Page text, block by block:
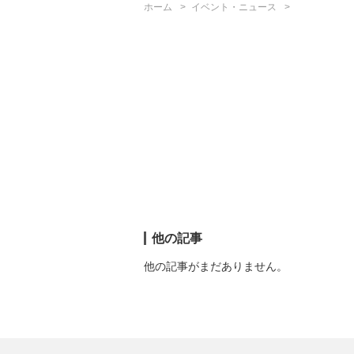
ホーム イベント・ニュース
他の記事
他の記事がまだありません。